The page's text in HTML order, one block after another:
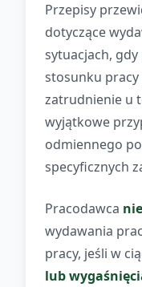
Przepisy
dotyczące
sytuacjach,
stosunku
zatrudnienie u
wyjątkowe
odmiennego
specyficznych
Pracodawca
wydawania
pracy, jeśli w
lub